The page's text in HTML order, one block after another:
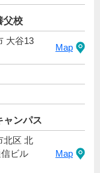
父校
大谷13
Map
ンパス
北区 北
ビル
Map